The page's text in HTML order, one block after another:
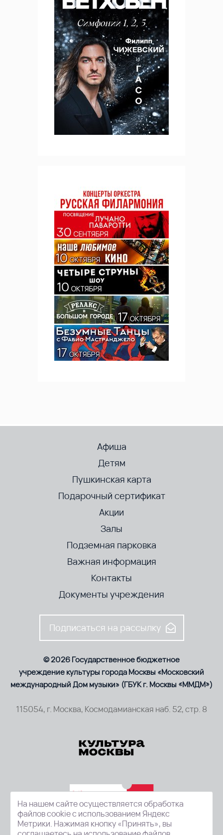
Афиша
Детям
Пушкинская карта
Подарочный сертификат
Акции
Залы
Подземная парковка
Важная информация
Контакты
Документы учреждения
Подписаться на рассылку
© 2026 Государственное бюджетное
учреждение культуры города Москвы «Московский
международный Дом музыки» (ГБУК г. Москвы «ММДМ»)
115054, г. Москва, Космодамианская наб. 52, стр. 8
На нашем сайте осуществляется обработка
файлов cookie с использованием Яндекс
Метрики. Нажимая кнопку «Принять», вы